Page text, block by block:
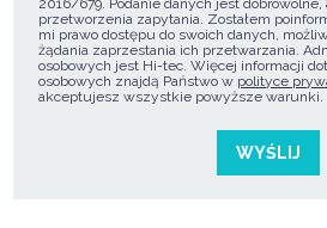
przetworzenia zapytania. Zostałem
mi prawo dostępu do swoich danych,
żądania zaprzestania ich przetwarzania.
osobowych jest Hi-tec. Więcej informacji
osobowych znajdą Państwo w polityce
akceptujesz wszystkie powyższe warunki.
WYŚLIJ